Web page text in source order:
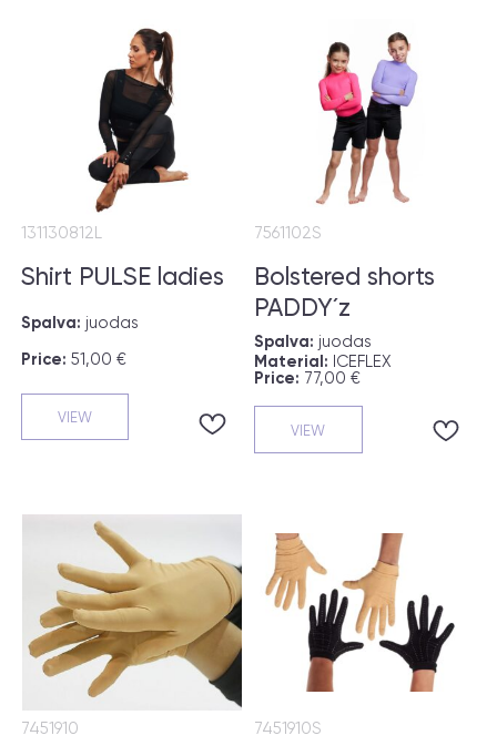
Shirt PULSE ladies
131130812L
Spalva: juodas
Price: 51,00 €
VIEW
Bolstered shorts
PADDY´z
7561102S
Spalva: juodas
Material: ICEFLEX
Price: 77,00 €
VIEW
7451910 7451910S